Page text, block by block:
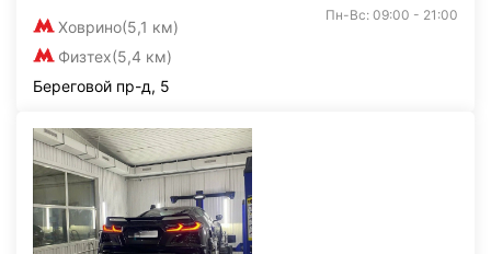
Ховрино(5,1 км)
Физтех(5,4 км)
Пн-Вс: 09:00 - 21:00
Береговой пр-д, 5